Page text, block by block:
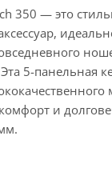
350 — это
5-панельная
и